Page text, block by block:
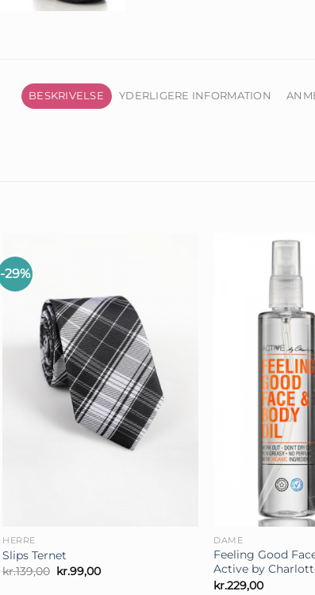
BESKRIVELSE YDERLIGERE INFORMATION
-29%
HERRE
Slips Ternet
kr.139,00 Den
kr.99,00Den
DAME
Feeling Good
Active by
kr.229,00